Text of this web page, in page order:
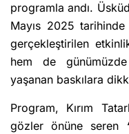
programla andı.
Mayıs 2025
gerçekleştirilen
hem de günümüzde
yaşanan baskılara
Program, Kırım
gözler önüne seren